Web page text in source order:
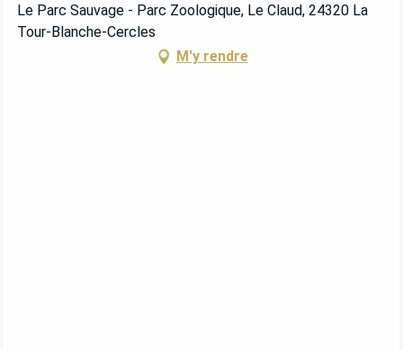
Le Parc Sauvage - Parc Zoologique, Le Claud, 24320 La
Tour-Blanche-Cercles
M'y rendre